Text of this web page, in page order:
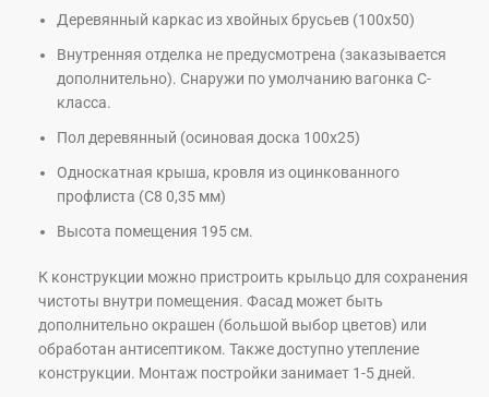
Деревянный каркас из хвойных брусьев (100х50)
Внутренняя отделка не предусмотрена (заказывается
дополнительно). Снаружи по умолчанию вагонка С-
класса.
Пол деревянный (осиновая доска 100х25)
Односкатная крыша, кровля из оцинкованного
профлиста (С8 0,35 мм)
Высота помещения 195 см.
К конструкции можно пристроить крыльцо для сохранения
чистоты внутри помещения. Фасад может быть
дополнительно окрашен (большой выбор цветов) или
обработан антисептиком. Также доступно утепление
конструкции. Монтаж постройки занимает 1-5 дней.